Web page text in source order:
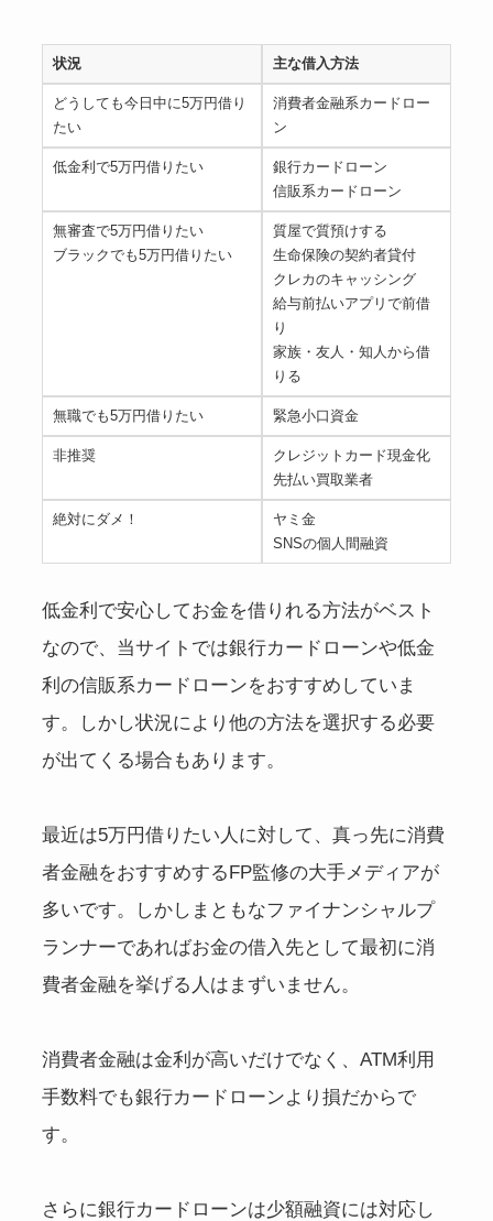
状況 主な借入方法
どうしても今日中に5万円借り
たい
消費者金融系カードロー
ン
低金利で5万円借りたい
銀行カードローン
信販系カードローン
無審査で5万円借りたい
ブラックでも5万円借りたい
質屋で質預けする
生命保険の契約者貸付
クレカのキャッシング
給与前払いアプリで前借
り
家族・友人・知人から借
りる
無職でも5万円借りたい 緊急小口資金
非推奨
クレジットカード現金化
先払い買取業者
絶対にダメ！
ヤミ金
SNSの個人間融資
低金利で安心してお金を借りれる方法がベスト
なので、当サイトでは銀行カードローンや低金
利の信販系カードローンをおすすめしていま
す。しかし状況により他の方法を選択する必要
が出てくる場合もあります。
最近は5万円借りたい人に対して、真っ先に消費
者金融をおすすめするFP監修の大手メディアが
多いです。しかしまともなファイナンシャルプ
ランナーであればお金の借入先として最初に消
費者金融を挙げる人はまずいません。
消費者金融は金利が高いだけでなく、ATM利用
手数料でも銀行カードローンより損だからで
す。
さらに銀行カードローンは少額融資には対応し